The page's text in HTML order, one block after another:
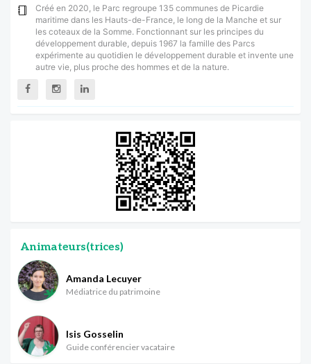
Créé en 2020, le Parc regroupe 135 communes de Picardie
maritime dans les Hauts-de-France, le long de la Manche et sur
les coteaux de la Somme. Fonctionnant sur les principes du
développement durable, depuis 1967 la famille des Parcs
expérimente au quotidien le développement durable et invente une
autre vie, plus proche des hommes et de la nature.
Animateurs(trices)
Amanda Lecuyer
Médiatrice du patrimoine
Isis Gosselin
Guide conférencier vacataire